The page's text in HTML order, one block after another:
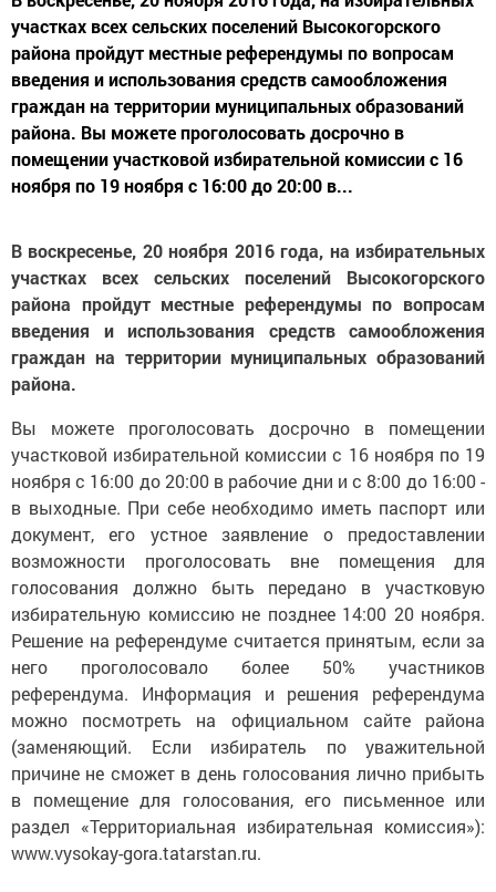
участках всех сельских поселений Высокогорского
района пройдут местные референдумы по вопросам
введения и использования средств самообложения
граждан на территории муниципальных образований
района. Вы можете проголосовать досрочно в
помещении участковой избирательной комиссии с 16
ноября по 19 ноября с 16:00 до 20:00 в...
В воскресенье, 20 ноября 2016 года, на избирательных
участках всех сельских поселений Высокогорского
района пройдут местные референдумы по вопросам
введения и использования средств самообложения
граждан на территории муниципальных образований
района.
Вы можете проголосовать досрочно в помещении
участковой избирательной комиссии с 16 ноября по 19
ноября с 16:00 до 20:00 в рабочие дни и с 8:00 до 16:00 -
в выходные. При себе необходимо иметь паспорт или
документ, его устное заявление о предоставлении
возможности проголосовать вне помещения для
голосования должно быть передано в участковую
избирательную комиссию не позднее 14:00 20 ноября.
Решение на референдуме считается принятым, если за
него проголосовало более 50% участников
референдума. Информация и решения референдума
можно посмотреть на официальном сайте района
(заменяющий. Если избиратель по уважительной
причине не сможет в день голосования лично прибыть
в помещение для голосования, его письменное или
раздел «Территориальная избирательная комиссия»):
www.vysokay-gora.tatarstan.ru.